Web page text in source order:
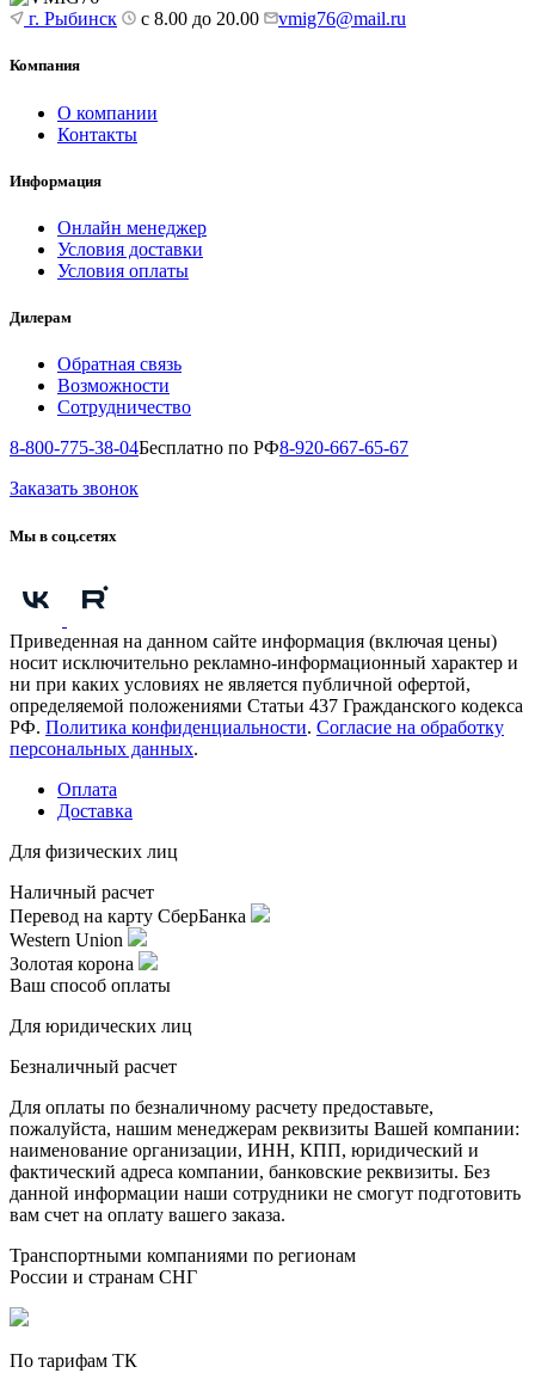
г. Рыбинск с 8.00 до 20.00 vmig76@mail.ru
Компания
О компании
Контакты
Информация
Онлайн менеджер
Условия доставки
Условия оплаты
Дилерам
Обратная связь
Возможности
Сотрудничество
8-800-775-38-04Бесплатно по РФ8-920-667-65-67
Заказать звонок
Мы в соц.сетях
Приведенная на данном сайте информация (включая цены)
носит исключительно рекламно-информационный характер и
ни при каких условиях не является публичной офертой,
определяемой положениями Статьи 437 Гражданского кодекса
РФ. Политика конфиденциальности. Согласие на обработку
персональных данных.
Оплата
Доставка
Для физических лиц
Наличный расчет
Перевод на карту СберБанка
Western Union
Золотая корона
Ваш способ оплаты
Для юридических лиц
Безналичный расчет
Для оплаты по безналичному расчету предоставьте,
пожалуйста, нашим менеджерам реквизиты Вашей компании:
наименование организации, ИНН, КПП, юридический и
фактический адреса компании, банковские реквизиты. Без
данной информации наши сотрудники не смогут подготовить
вам счет на оплату вашего заказа.
Транспортными компаниями по регионам
России и странам СНГ
По тарифам ТК